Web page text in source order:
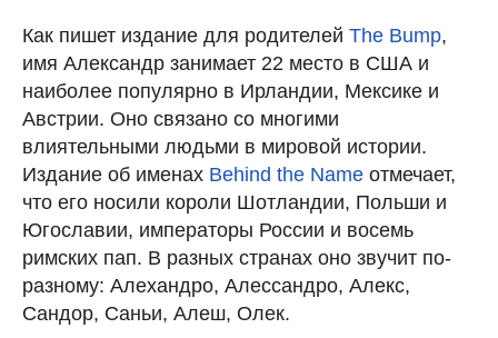
Как пишет издание для родителей The Bump,
имя Александр занимает 22 место в США и
наиболее популярно в Ирландии, Мексике и
Австрии. Оно связано со многими
влиятельными людьми в мировой истории.
Издание об именах Behind the Name отмечает,
что его носили короли Шотландии, Польши и
Югославии, императоры России и восемь
римских пап. В разных странах оно звучит по-
разному: Алехандро, Алессандро, Алекс,
Сандор, Саньи, Алеш, Олек.